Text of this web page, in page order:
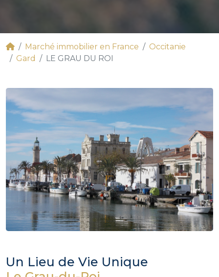
Marché immobilier en France
Occitanie
Gard
LE GRAU DU ROI
Un Lieu de Vie Unique